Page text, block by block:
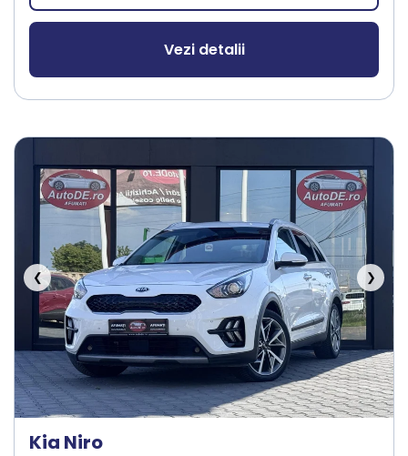
Vezi detalii
❮ ❯
Kia Niro